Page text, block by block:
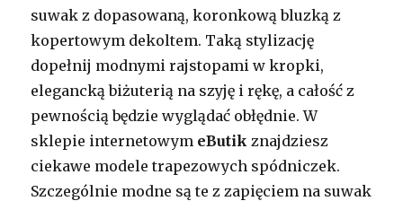
suwak z dopasowaną, koronkową bluzką z
kopertowym dekoltem. Taką stylizację
dopełnij modnymi rajstopami w kropki,
elegancką biżuterią na szyję i rękę, a całość z
pewnością będzie wyglądać obłędnie. W
sklepie internetowym eButik znajdziesz
ciekawe modele trapezowych spódniczek.
Szczególnie modne są te z zapięciem na suwak